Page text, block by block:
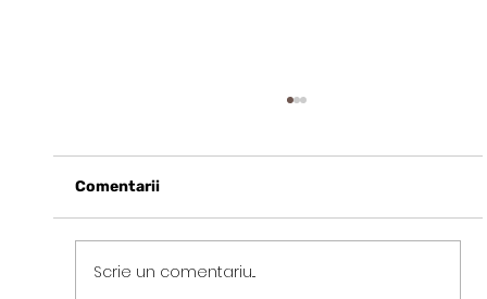
Comentarii
Scrie un comentariu...